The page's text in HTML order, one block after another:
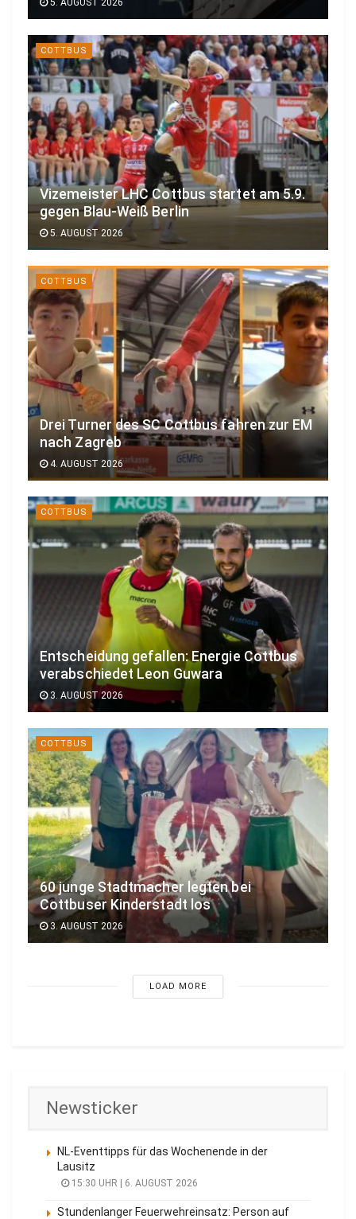
COTTBUS
Vizemeister LHC Cottbus startet am 5.9.
gegen Blau-Weiß Berlin
5. AUGUST 2026
COTTBUS
Drei Turner des SC Cottbus fahren zur EM
nach Zagreb
4. AUGUST 2026
COTTBUS
Entscheidung gefallen: Energie Cottbus
verabschiedet Leon Guwara
3. AUGUST 2026
COTTBUS
60 junge Stadtmacher legten bei
Cottbuser Kinderstadt los
3. AUGUST 2026
LOAD MORE
Newsticker
NL-Eventtipps für das Wochenende in der
Lausitz
15:30 UHR | 6. AUGUST 2026
Stundenlanger Feuerwehreinsatz: Person auf